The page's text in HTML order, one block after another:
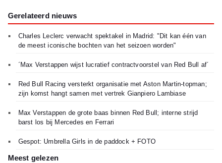
Gerelateerd nieuws
Charles Leclerc verwacht spektakel in Madrid: "Dit kan één van
de meest iconische bochten van het seizoen worden"
´Max Verstappen wijst lucratief contractvoorstel van Red Bull af´
Red Bull Racing versterkt organisatie met Aston Martin-topman;
zijn komst hangt samen met vertrek Gianpiero Lambiase
Max Verstappen de grote baas binnen Red Bull; interne strijd
barst los bij Mercedes en Ferrari
Gespot: Umbrella Girls in de paddock + FOTO
Meest gelezen